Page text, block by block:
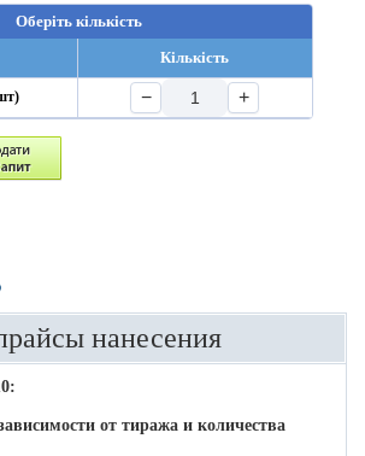
Оберіть кількість
Кількість
− +
нанесения
от тиража и количества